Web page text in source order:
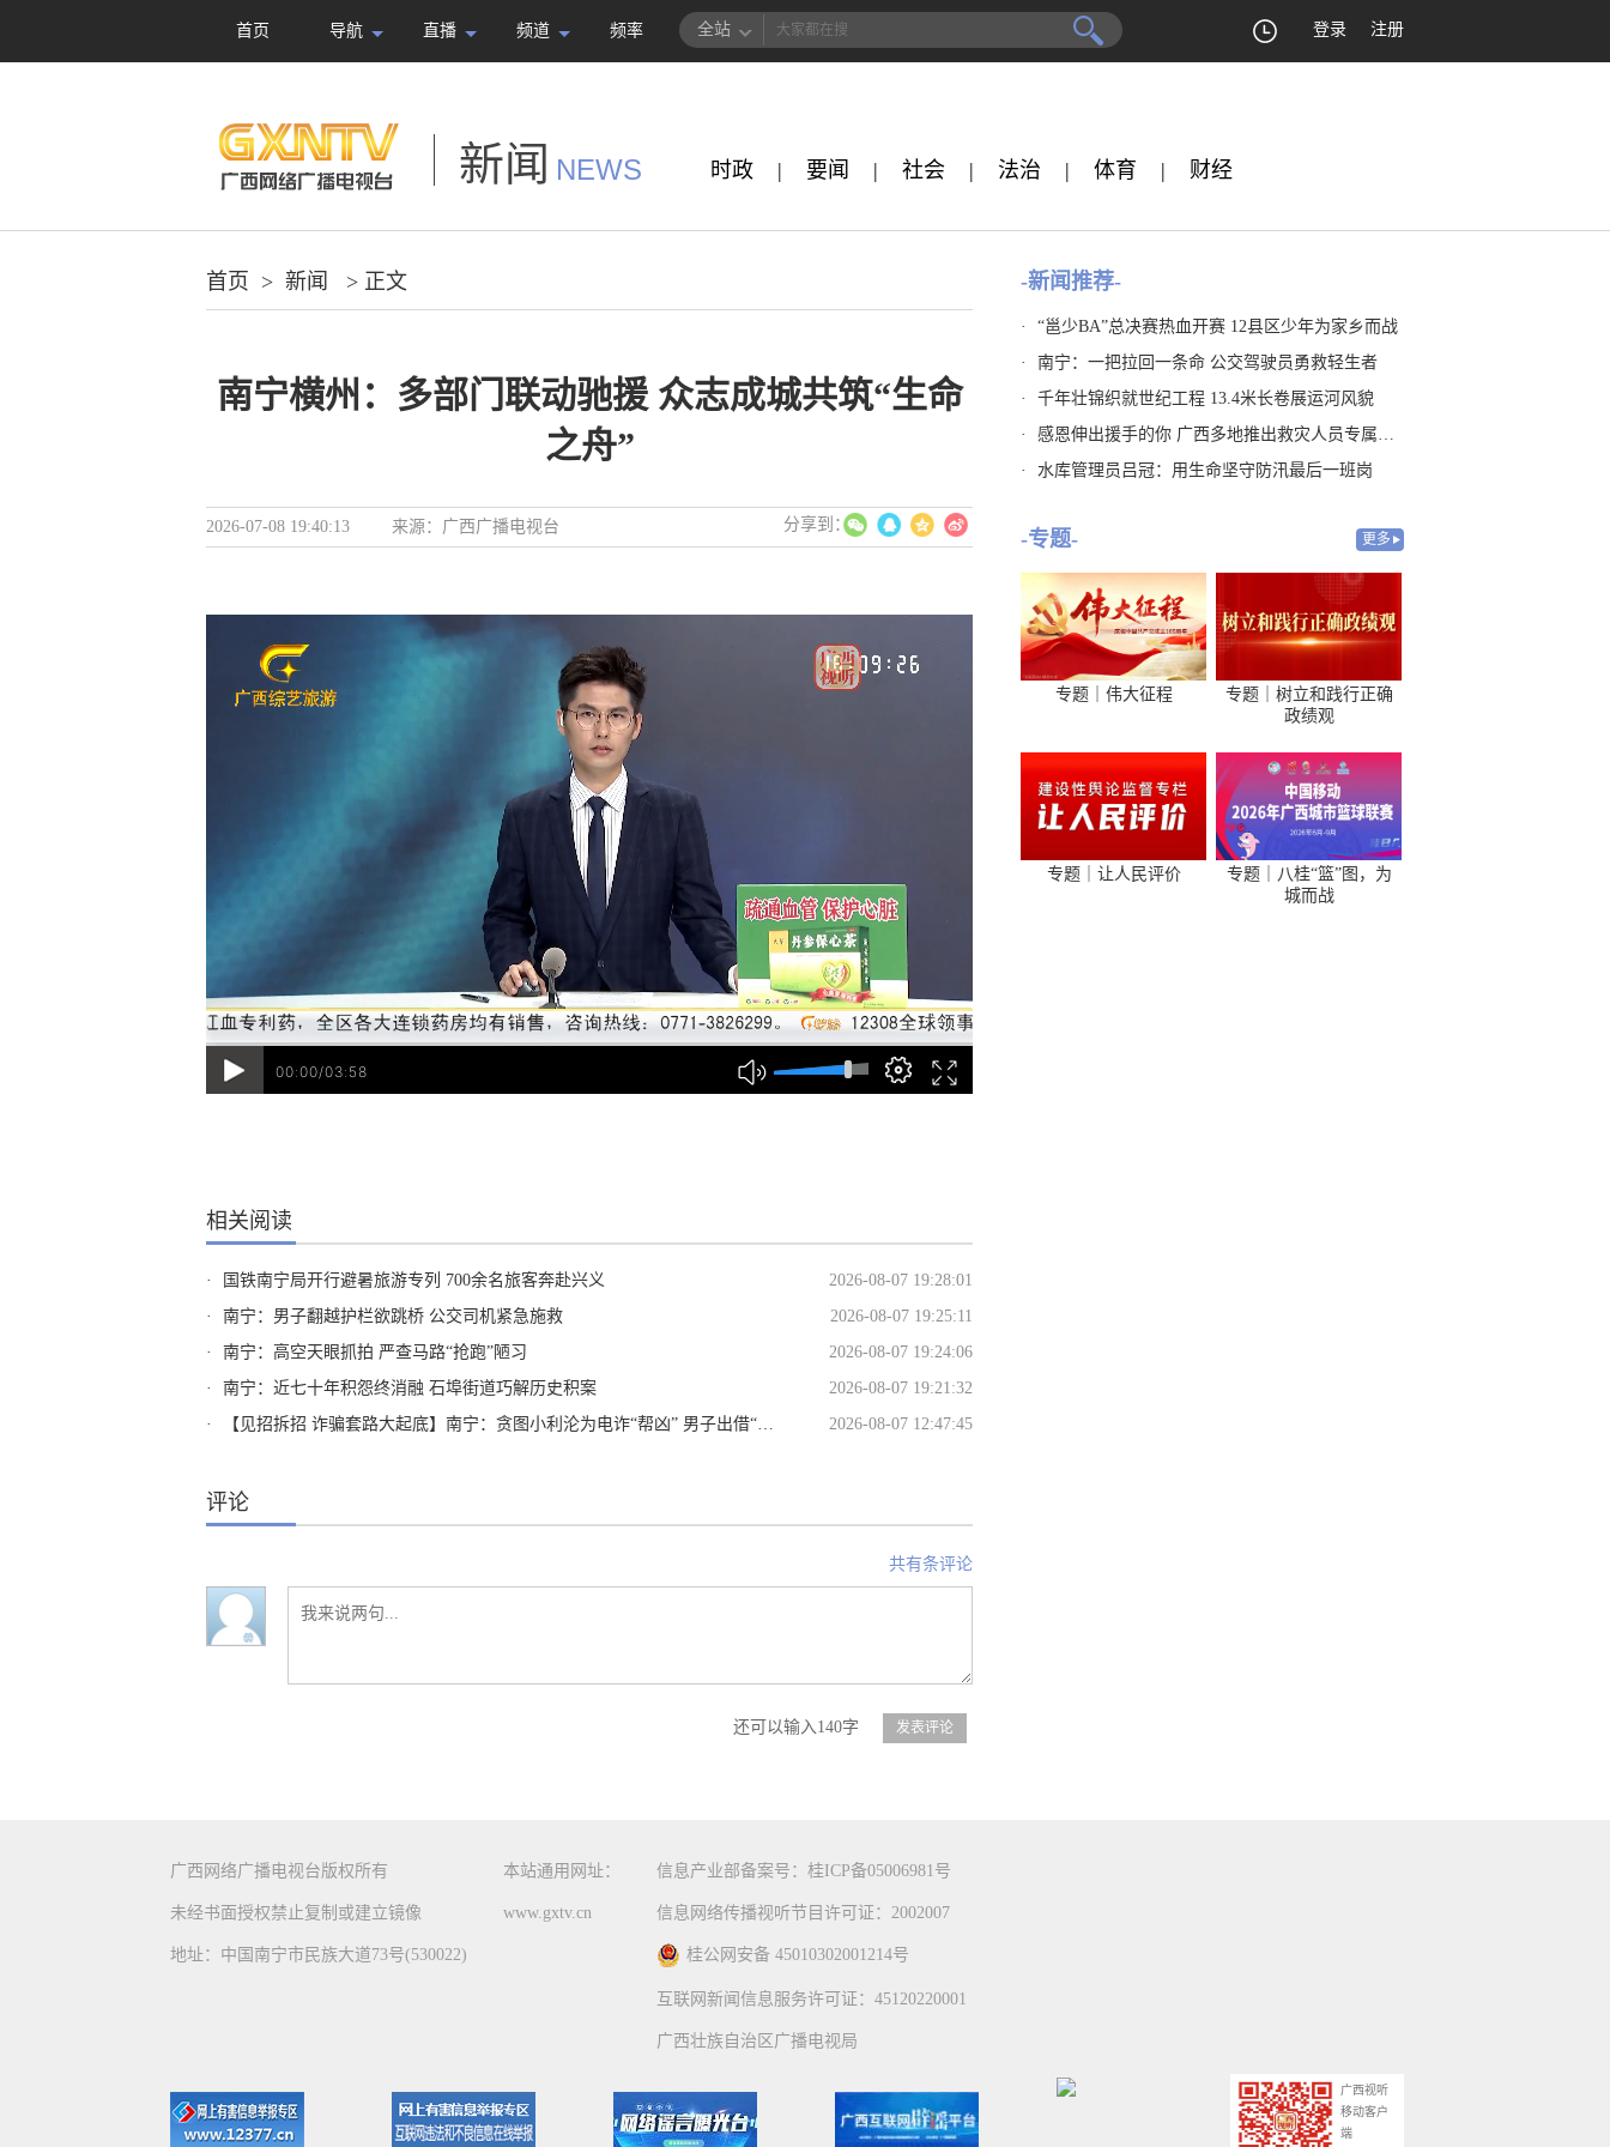
首页 导航 直播 频道 频率 全站 登录 注册
新闻 NEWS 时政 | 要闻 | 社会 | 法治 | 体育 | 财经
首页 > 新闻 > 正文
南宁横州：多部门联动驰援 众志成城共筑“生命
之舟”
2026-07-08 19:40:13 来源： 广西广播电视台
00:00/03:58
相关阅读
· 国铁南宁局开行避暑旅游专列 700余名旅客奔赴兴义
2026-08-07 19:28:01
·
南宁：男子翻越护栏欲跳桥 公交司机紧急施救
2026-08-07 19:25:11
·
南宁：高空天眼抓拍 严查马路“抢跑”陋习
2026-08-07 19:24:06
·
南宁：近七十年积怨终消融 石埠街道巧解历史积案
2026-08-07 19:21:32
·
【见招拆招 诈骗套路大起底】南宁：贪图小利沦为电诈“帮凶” 男子出借“两卡”获刑一年 2026-08-07 12:47:45
评论
共有条评论
还可以输入140字
-新闻推荐-
·
“邕少BA”总决赛热血开赛 12县区少年为家乡而战
·
南宁：一把拉回一条命 公交驾驶员勇救轻生者
·
千年壮锦织就世纪工程 13.4米长卷展运河风貌
·
感恩伸出援手的你 广西多地推出救灾人员专属福利
·
水库管理员吕冠：用生命坚守防汛最后一班岗
-专题- 更多
专题｜伟大征程
专题｜树立和践行正确
政绩观
专题｜让人民评价
专题｜八桂“篮”图，为
城而战
广西网络广播电视台版权所有
未经书面授权禁止复制或建立镜像
地址：中国南宁市民族大道73号(530022)
本站通用网址：
www.gxtv.cn
信息产业部备案号：桂ICP备05006981号
信息网络传播视听节目许可证：2002007
桂公网安备 45010302001214号
互联网新闻信息服务许可证：45120220001
广西壮族自治区广播电视局
广西视听
移动客户
端